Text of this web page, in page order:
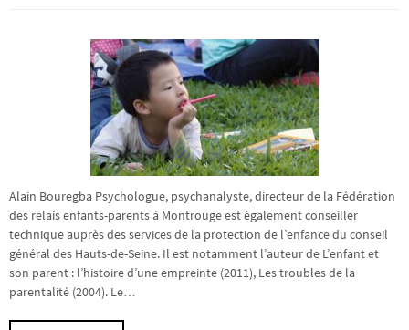
Alain Bouregba Psychologue, psychanalyste, directeur de la Fédération
des relais enfants-parents à Montrouge est également conseiller
technique auprès des services de la protection de l’enfance du conseil
général des Hauts-de-Seine. Il est notamment l’auteur de L’enfant et
son parent : l’histoire d’une empreinte (2011), Les troubles de la
parentalité (2004). Le…